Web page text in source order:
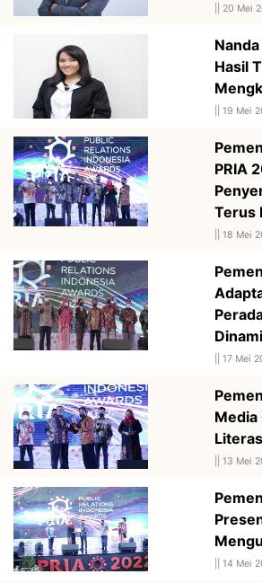
20 Mei
Hasil
19 Mei
PRIA
Terus
18 Mei
17 Mei
Media
13 Mei
14 Mei